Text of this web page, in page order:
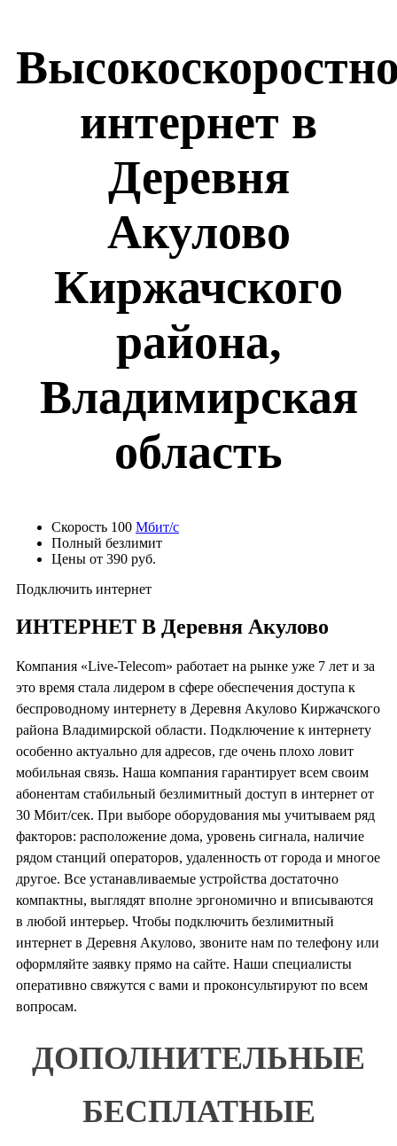
интернет в
Деревня
Акулово
Киржачского
района,
Владимирская
область
Скорость 100 Мбит/с
Полный безлимит
Цены от 390 руб.
Подключить интернет
ИНТЕРНЕТ В Деревня Акулово
Компания «Live-Telecom» работает на рынке уже 7 лет и за
это время стала лидером в сфере обеспечения доступа к
беспроводному интернету в Деревня Акулово Киржачского
района Владимирской области. Подключение к интернету
особенно актуально для адресов, где очень плохо ловит
мобильная связь. Наша компания гарантирует всем своим
абонентам стабильный безлимитный доступ в интернет от
30 Мбит/сек. При выборе оборудования мы учитываем ряд
факторов: расположение дома, уровень сигнала, наличие
рядом станций операторов, удаленность от города и многое
другое. Все устанавливаемые устройства достаточно
компактны, выглядят вполне эргономично и вписываются
в любой интерьер. Чтобы подключить безлимитный
интернет в Деревня Акулово, звоните нам по телефону или
оформляйте заявку прямо на сайте. Наши специалисты
оперативно свяжутся с вами и проконсультируют по всем
вопросам.
ДОПОЛНИТЕЛЬНЫЕ
БЕСПЛАТНЫЕ